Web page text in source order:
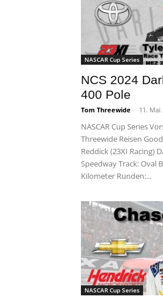
NASCAR Cup Series
NCS 2024
400 Pole
Tom Threewide - 11. Mai
NASCAR Cup Series
Threewide Reisen
Reddick (23XI Racing)
Speedway Track: Oval
Kilometer Runden:...
NASCAR Cup Series